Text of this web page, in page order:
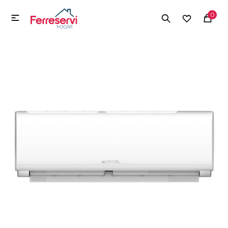
0

MI CUENTA